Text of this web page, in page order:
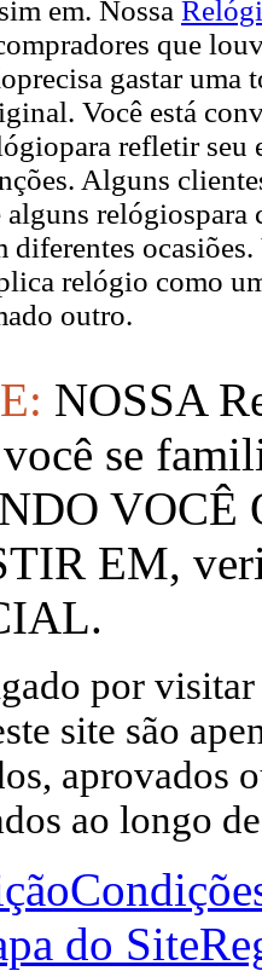
em. Nossa
que
gastar uma
Você está
refletir seu
Alguns
alguns relógiospara
diferentes
relógio como
outro.
NOSSA
se
EM,
por visitar
site são
aprovados
ao longo
do Site